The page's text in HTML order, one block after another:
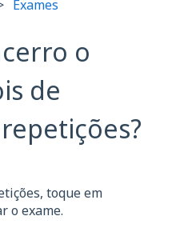
Exames
o
de
toque em
o exame.